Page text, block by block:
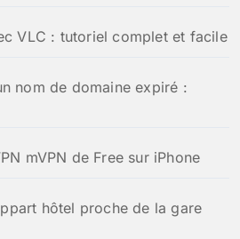
VLC : tutoriel complet et facile
nom de domaine expiré :
mVPN de Free sur iPhone
hôtel proche de la gare